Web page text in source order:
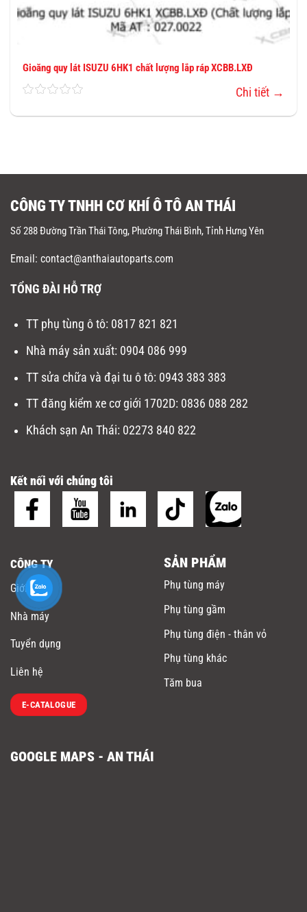
Gioăng quy lát ISUZU 6HK1 chất lượng lắp ráp XCBB.LXĐ
Chi tiết →
CÔNG TY TNHH CƠ KHÍ Ô TÔ AN THÁI
Số 288 Đường Trần Thái Tông, Phường Thái Bình, Tỉnh Hưng Yên
Email: contact@anthaiautoparts.com
TỔNG ĐÀI HỖ TRỢ
TT phụ tùng ô tô: 0817 821 821
Nhà máy sản xuất: 0904 086 999
TT sửa chữa và đại tu ô tô: 0943 383 383
TT đăng kiểm xe cơ giới 1702D: 0836 088 282
Khách sạn An Thái: 02273 840 822
Kết nối với chúng tôi
CÔNG TY
Giới thiệu
Nhà máy
Tuyển dụng
Liên hệ
E-CATALOGUE
SẢN PHẨM
Phụ tùng máy
Phụ tùng gầm
Phụ tùng điện - thân vỏ
Phụ tùng khác
Tăm bua
GOOGLE MAPS - AN THÁI